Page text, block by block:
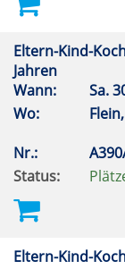
Eltern-Kind-
Jahren
Wann:
Sa.
Wo:
Nr.:
Status:
Eltern-Kind-